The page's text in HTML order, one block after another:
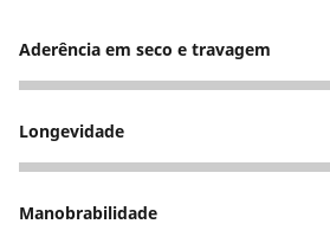
Aderência em seco e travagem
5
Longevidade
5
Manobrabilidade